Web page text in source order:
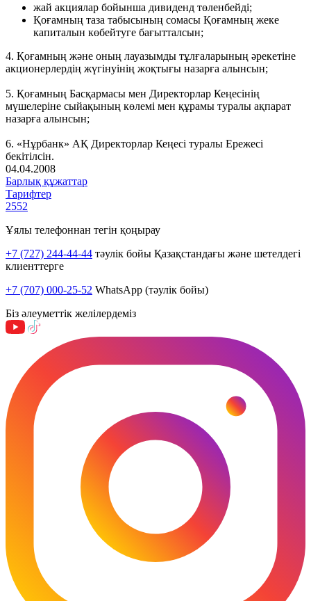
жай акциялар бойынша дивиденд төленбейді;
Қоғамның таза табысының сомасы Қоғамның жеке
капиталын көбейтуге бағытталсын;
4. Қоғамның және оның лауазымды тұлғаларының әрекетіне
акционерлердің жүгінуінің жоқтығы назарға алынсын;
5. Қоғамның Басқармасы мен Директорлар Кеңесінің
мүшелеріне сыйақының көлемі мен құрамы туралы ақпарат
назарға алынсын;
6. «Нұрбанк» АҚ Директорлар Кеңесі туралы Ережесі
бекітілсін.
04.04.2008
Барлық құжаттар
Тарифтер
2552
Ұялы телефоннан тегін қоңырау
+7 (727) 244-44-44 тәулік бойы Қазақстандағы және шетелдегі
клиенттерге
+7 (707) 000-25-52 WhatsApp (тәулік бойы)
Біз әлеуметтік желілердеміз